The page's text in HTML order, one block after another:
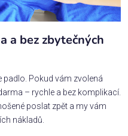
a bez zbytečných
padlo. Pokud vám zvolená
– rychle a bez komplikací.
poslat zpět a my vám
nákladů.